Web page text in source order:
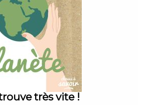
directions différentes de ceux de la
littéralement cisailler et dissiper les
des tempêtes en formation. En
d'énergie, ce phénomène
tropicales de s’organiser et
en ouragans majeurs. Même si les
l'Atlantique restent chaudes, ce
neutralise leur potentiel
très vite !